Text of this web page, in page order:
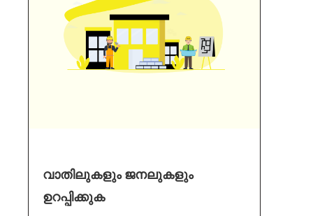
വാതിലുകളും ജനലുകളും
ഉറപ്പിക്കുക